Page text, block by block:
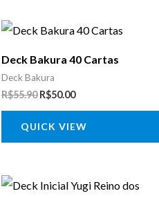
Deck Bakura 40 Cartas
Deck Bakura
R$55.90
O
preço
era:
R$55.90.
R$50.00
O
preço
é:
QUICK VIEW
O
preço
O
preço